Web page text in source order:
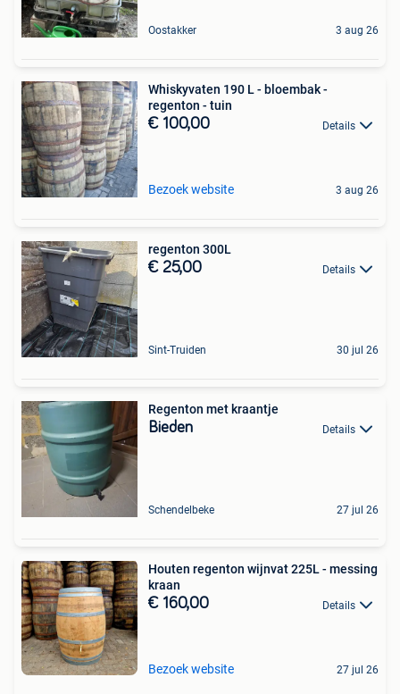
Oostakker 3 aug 26
Whiskyvaten 190 L - bloembak -
regenton - tuin
€ 100,00 Details
Bezoek website 3 aug 26
regenton 300L
€ 25,00 Details
Sint-Truiden 30 jul 26
Regenton met kraantje
Bieden Details
Schendelbeke 27 jul 26
Houten regenton wijnvat 225L - messing
kraan
€ 160,00 Details
Bezoek website 27 jul 26